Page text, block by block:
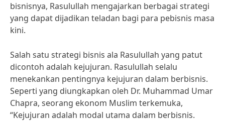
bisnisnya, Rasulullah mengajarkan berbagai strategi
yang dapat dijadikan teladan bagi para pebisnis masa
kini.
Salah satu strategi bisnis ala Rasulullah yang patut
dicontoh adalah kejujuran. Rasulullah selalu
menekankan pentingnya kejujuran dalam berbisnis.
Seperti yang diungkapkan oleh Dr. Muhammad Umar
Chapra, seorang ekonom Muslim terkemuka,
“Kejujuran adalah modal utama dalam berbisnis.